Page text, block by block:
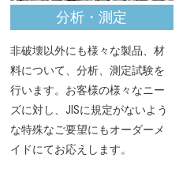
分析・測定
非破壊以外にも様々な製品、材
料について、分析、測定試験を
行います。お客様の様々なニー
ズに対し、JISに規定がないよう
な特殊なご要望にもオーダーメ
イドにてお応えします。